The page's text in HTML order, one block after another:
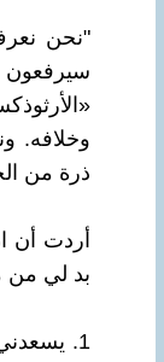
"نحن
سيرفعون
وخلافه.
ذرة من
أردت أن
بد لي من
1.